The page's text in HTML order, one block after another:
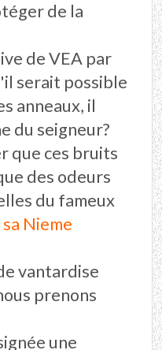
de la
de VEA par
serait possible
anneaux, il
du seigneur?
que ces bruits
des odeurs
du fameux
Nieme
vantardise
prenons
une